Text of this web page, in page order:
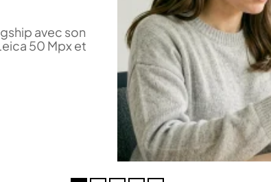
avec son
50 Mpx et